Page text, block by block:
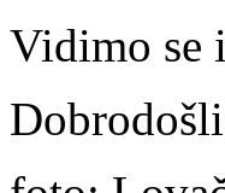
Vidimo se